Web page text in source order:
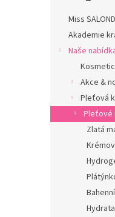
Miss
Akademie
Naše
Akce &
Pleťová
Pleťové
Zlatá